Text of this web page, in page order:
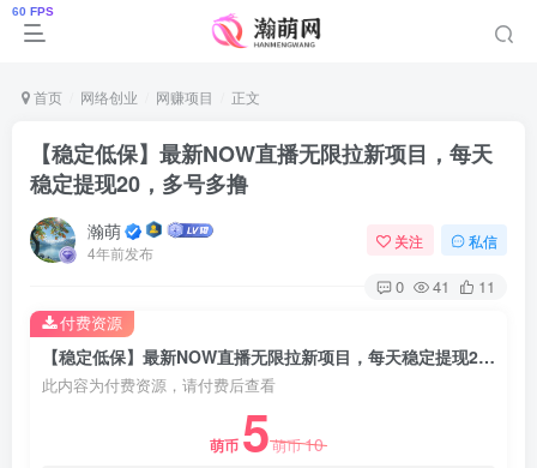
首页 网络创业 网赚项目 正文
【稳定低保】最新NOW直播无限拉新项目，每天
稳定提现20，多号多撸
瀚萌
4年前发布
关注 私信
0 41 11
【稳定低保】最新NOW直播无限拉新项目，每天稳定提现20，多号多撸
此内容为付费资源，请付费后查看
萌币 5萌币10
付费资源